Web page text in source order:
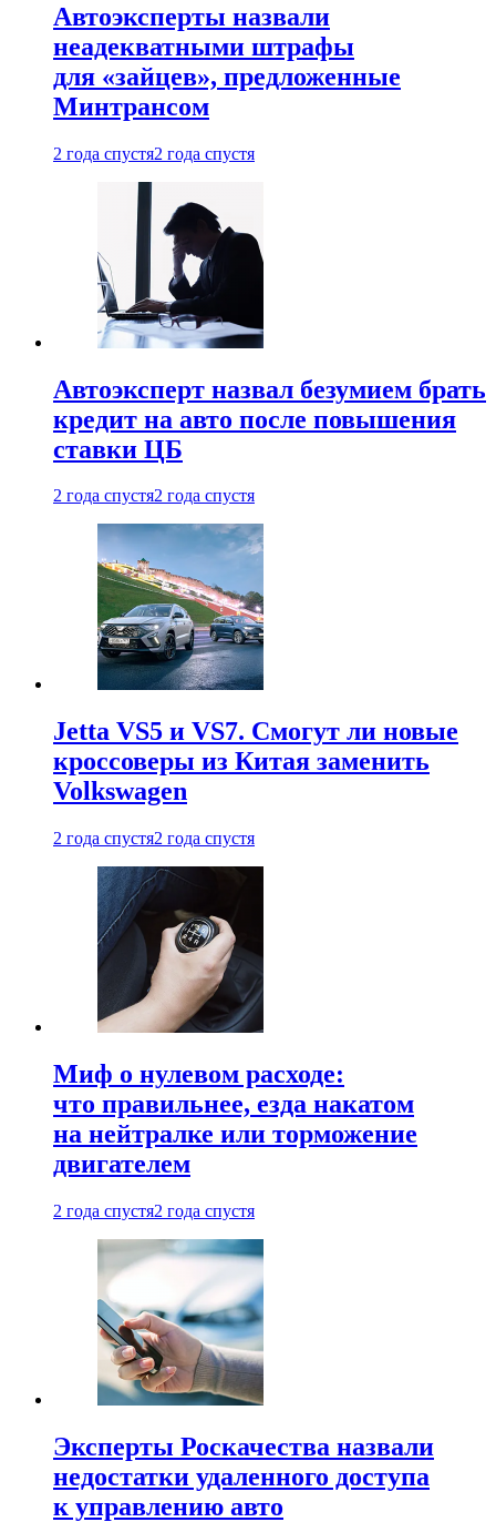
Автоэксперты назвали
неадекватными штрафы
для «зайцев», предложенные
Минтрансом
2 года спустя2 года спустя
Автоэксперт назвал безумием брать
кредит на авто после повышения
ставки ЦБ
2 года спустя2 года спустя
Jetta VS5 и VS7. Смогут ли новые
кроссоверы из Китая заменить
Volkswagen
2 года спустя2 года спустя
Миф о нулевом расходе:
что правильнее, езда накатом
на нейтралке или торможение
двигателем
2 года спустя2 года спустя
Эксперты Роскачества назвали
недостатки удаленного доступа
к управлению авто